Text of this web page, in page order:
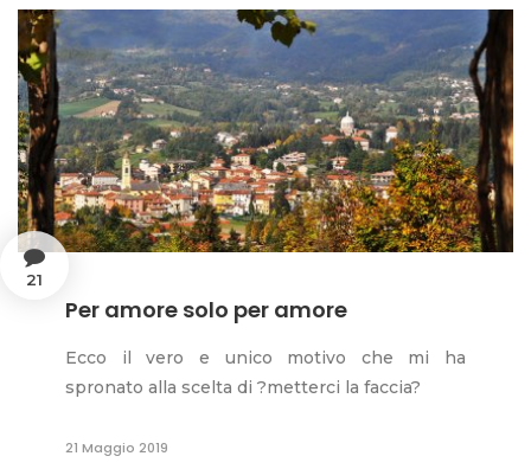
21
Per amore solo per amore
Ecco il vero e unico motivo che mi ha
spronato alla scelta di ?metterci la faccia?
21 Maggio 2019